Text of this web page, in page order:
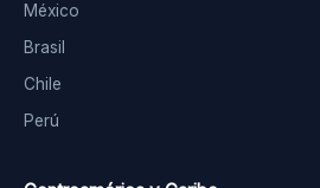
México
Brasil
Chile
Perú